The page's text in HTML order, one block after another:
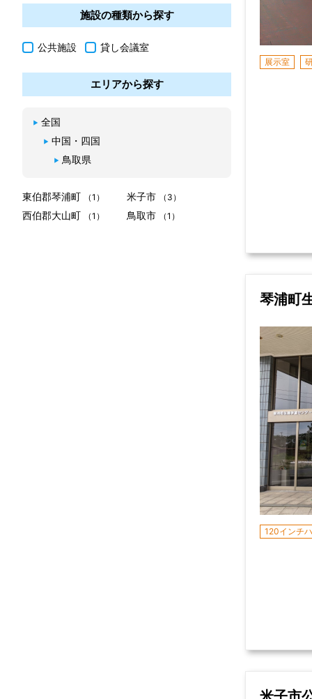
展示室
琴浦町
120インチ
施設の種類から探す
公共施設 貸し会議室
エリアから探す
全国
中国・四国
鳥取県
東伯郡琴浦町 （1） 米子市 （3）
西伯郡大山町 （1） 鳥取市 （1）